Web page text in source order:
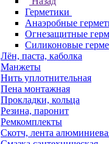
Герметики
Анаэробные
Огнезащитные
Силиконовые
Лён, паста, каболка
Манжеты
Нить уплотнительная
Пена монтажная
Прокладки, кольца
Резина, паронит
Ремкомплекты
Скотч, лента